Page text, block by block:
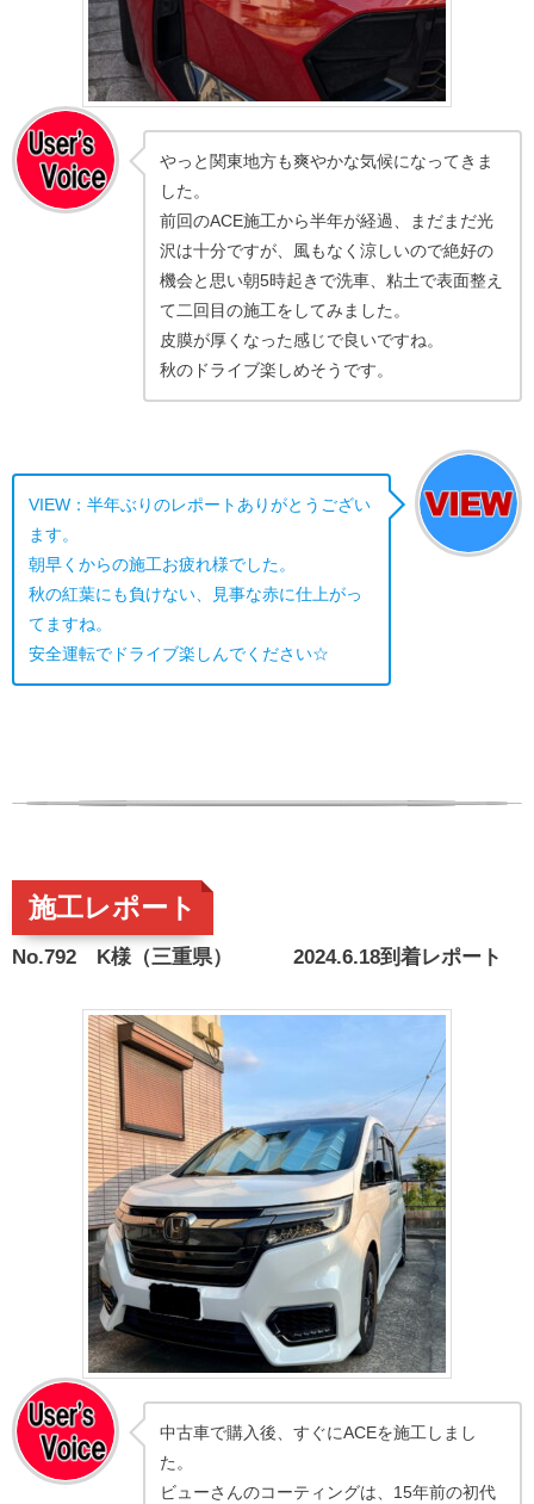
やっと関東地方も爽やかな気候になってきま
した。
前回のACE施工から半年が経過、まだまだ光
沢は十分ですが、風もなく涼しいので絶好の
機会と思い朝5時起きで洗車、粘土で表面整え
て二回目の施工をしてみました。
皮膜が厚くなった感じで良いですね。
秋のドライブ楽しめそうです。
VIEW：半年ぶりのレポートありがとうござい
ます。
朝早くからの施工お疲れ様でした。
秋の紅葉にも負けない、見事な赤に仕上がっ
てますね。
安全運転でドライブ楽しんでください☆
施工レポート
No.792 K様（三重県） 2024.6.18到着レポート
中古車で購入後、すぐにACEを施工しまし
た。
ビューさんのコーティングは、15年前の初代